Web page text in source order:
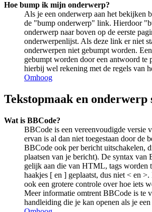
Hoe bump ik mijn onderwerp?
Als je een onderwerp aan het bekijken
de "bump onderwerp" link. Hierdoor
onderwerp naar boven op de eerste
onderwerpenlijst. Als deze link er niet
onderwerpen niet gebumpt worden.
gebumpt worden door een antwoord te
hierbij wel rekening met de regels van
Omhoog
Tekstopmaak en onderwerp
Wat is BBCode?
BBCode is een vereenvoudigde versie
ervan is al dan niet toegestaan door de
BBCode ook per bericht uitschakelen,
plaatsen van je bericht). De syntax van
gelijk aan die van HTML, tags worden
haakjes [ en ] geplaatst, dus niet < en >.
ook een grotere controle over hoe iets
Meer informatie omtrent BBCode is te
handleiding die je kan openen als je